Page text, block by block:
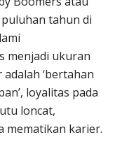
tahun di
menjadi ukuran
‘bertahan
loyalitas pada
loncat,
mematikan karier.